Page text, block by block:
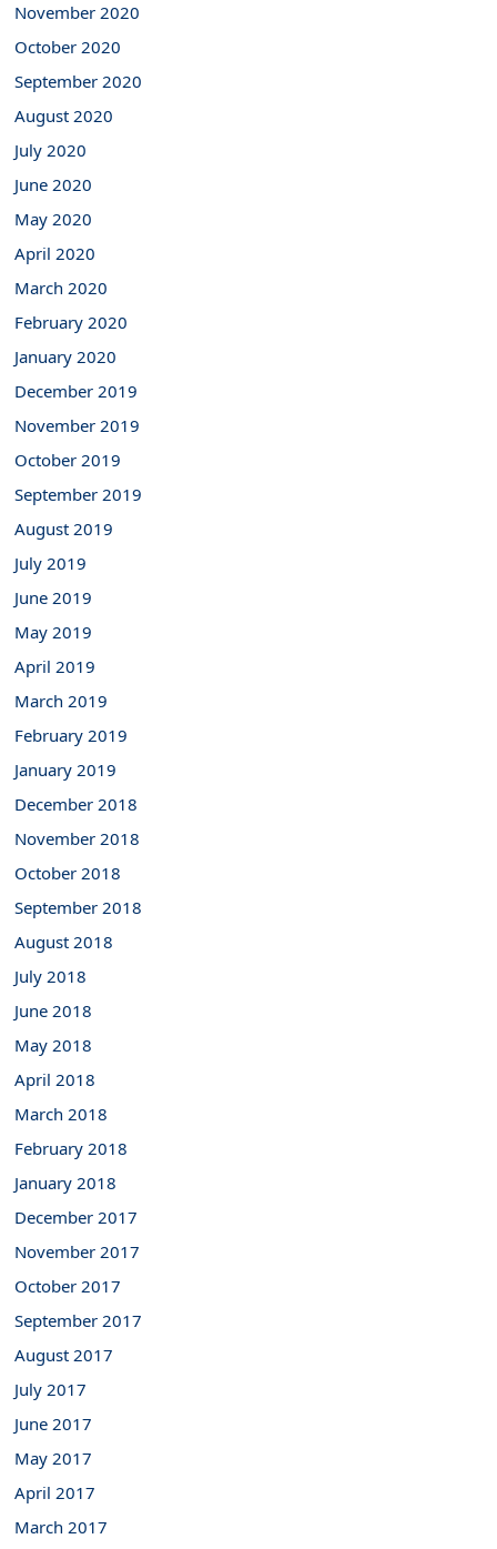
November 2020
October 2020
September 2020
August 2020
July 2020
June 2020
May 2020
April 2020
March 2020
February 2020
January 2020
December 2019
November 2019
October 2019
September 2019
August 2019
July 2019
June 2019
May 2019
April 2019
March 2019
February 2019
January 2019
December 2018
November 2018
October 2018
September 2018
August 2018
July 2018
June 2018
May 2018
April 2018
March 2018
February 2018
January 2018
December 2017
November 2017
October 2017
September 2017
August 2017
July 2017
June 2017
May 2017
April 2017
March 2017